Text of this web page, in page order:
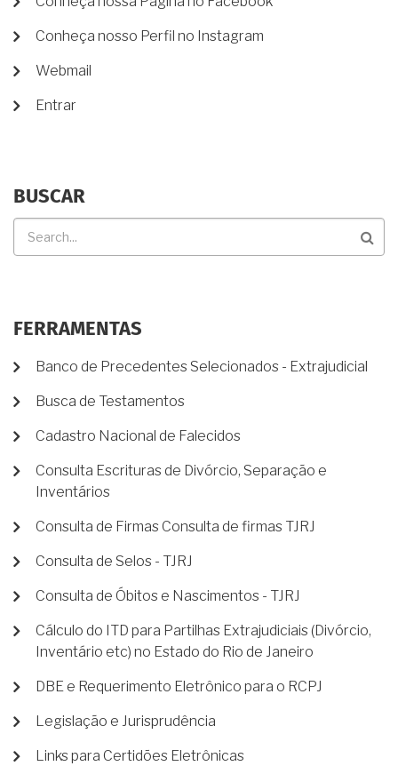
CONTA
DE
Conheça nosso Perfil no Instagram
Webmail
Entrar
BUSCAR
FERRAMENTAS
Banco de Precedentes Selecionados - Extrajudicial
Busca de Testamentos
Cadastro Nacional de Falecidos
Consulta Escrituras de Divórcio, Separação e
Inventários
Consulta de Firmas Consulta de firmas TJRJ
Consulta de Selos - TJRJ
Consulta de Óbitos e Nascimentos - TJRJ
Cálculo do ITD para Partilhas Extrajudiciais (Divórcio,
Inventário etc) no Estado do Rio de Janeiro
DBE e Requerimento Eletrônico para o RCPJ
Legislação e Jurisprudência
Links para Certidões Eletrônicas